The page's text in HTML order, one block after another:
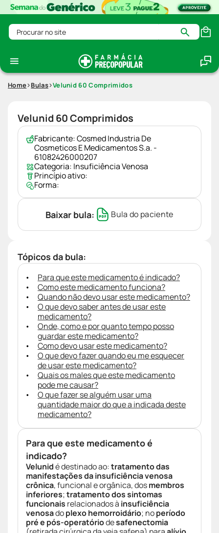
Procurar no site
Home Bulas Velunid 60 Comprimidos
Velunid 60 Comprimidos
Fabricante:Cosmed Industria De
Cosmeticos E Medicamentos S.a. -
61082426000207
Categoria: Insuficiência Venosa
Princípio ativo:
Forma:
Baixar bula: Bula do paciente
Tópicos da bula:
Para que este medicamento é indicado?
Como este medicamento funciona?
Quando não devo usar este medicamento?
O que devo saber antes de usar este
medicamento?
Onde, como e por quanto tempo posso
guardar este medicamento?
Como devo usar este medicamento?
O que devo fazer quando eu me esquecer
de usar este medicamento?
Quais os males que este medicamento
pode me causar?
O que fazer se alguém usar uma
quantidade maior do que a indicada deste
medicamento?
Para que este medicamento é
indicado?
Velunidé destinado ao:tratamento das
manifestações da insuficiência venosa
crônica, funcional e orgânica, dosmembros
inferiores;tratamento dos sintomas
funcionais relacionados à insuficiência
venosadoplexo hemorroidário; noperíodo
pré e pós-operatóriodesafenectomia